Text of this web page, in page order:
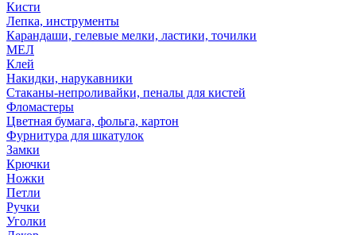
Кисти
Лепка, инструменты
Карандаши, гелевые мелки, ластики, точилки
МЕЛ
Клей
Накидки, нарукавники
Стаканы-непроливайки, пеналы для кистей
Фломастеры
Цветная бумага, фольга, картон
Фурнитура для шкатулок
Замки
Крючки
Ножки
Петли
Ручки
Уголки